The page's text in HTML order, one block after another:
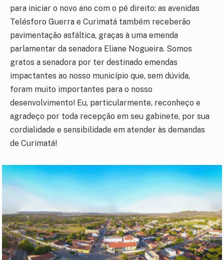
para iniciar o novo ano com o pé direito: as avenidas
Telésforo Guerra e Curimatá também receberão
pavimentação asfáltica, graças à uma emenda
parlamentar da senadora Eliane Nogueira. Somos
gratos a senadora por ter destinado emendas
impactantes ao nosso município que, sem dúvida,
foram muito importantes para o nosso
desenvolvimento! Eu, particularmente, reconheço e
agradeço por toda recepção em seu gabinete, por sua
cordialidade e sensibilidade em atender às demandas
de Curimatá!